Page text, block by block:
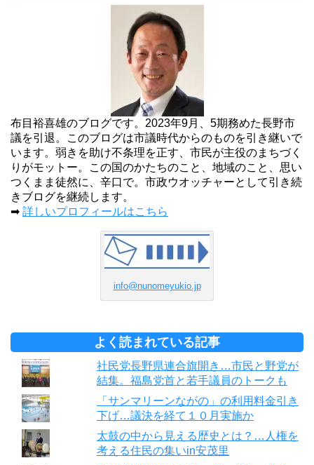
布目裕喜雄のブログです。2023年9月、5期務めた長野市
議を引退。このブログは市議時代からのものを引き継いで
います。弱きを助け不条理を正す、市民が主役のまちづく
りがモットー。この国のかたちのこと、地域のこと、思い
つくまま徒然に、辛口で。市政ウオッチャーとして引き続
きブログを継続します。
➡ 詳しいプロフィールはこちら
info@nunomeyukio.jp
よく読まれている記事
社民党長野県連合旗開き…市民と野党が
結集。福島党首と若手議員のトークも
「サンマリーンながの」の利用料金引き
下げ…議決を経て１０月実施か
太鼓の中から見える歴史とは？…人権を
考える住民の集いin安茂里